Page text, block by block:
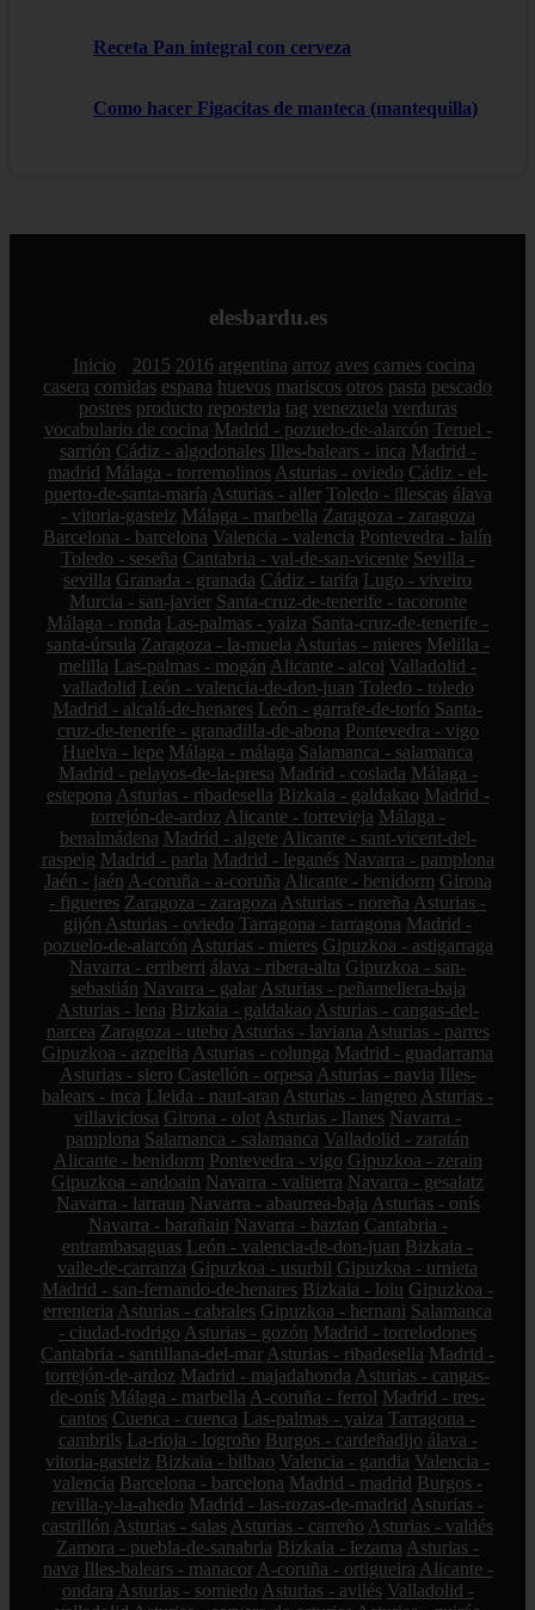
Receta Pan integral con cerveza
Como hacer Figacitas de manteca (mantequilla)
elesbardu.es
Inicio 2015 2016 argentina arroz aves carnes cocina
casera comidas espana huevos mariscos otros pasta pescado
postres producto reposteria tag venezuela verduras
vocabulario de cocina Madrid - pozuelo-de-alarcón Teruel -
sarrión Cádiz - algodonales Illes-balears - inca Madrid -
madrid Málaga - torremolinos Asturias - oviedo Cádiz - el-
puerto-de-santa-maría Asturias - aller Toledo - illescas álava
- vitoria-gasteiz Málaga - marbella Zaragoza - zaragoza
Barcelona - barcelona Valencia - valencia Pontevedra - lalín
Toledo - seseña Cantabria - val-de-san-vicente Sevilla -
sevilla Granada - granada Cádiz - tarifa Lugo - viveiro
Murcia - san-javier Santa-cruz-de-tenerife - tacoronte
Málaga - ronda Las-palmas - yaiza Santa-cruz-de-tenerife -
santa-úrsula Zaragoza - la-muela Asturias - mieres Melilla -
melilla Las-palmas - mogán Alicante - alcoi Valladolid -
valladolid León - valencia-de-don-juan Toledo - toledo
Madrid - alcalá-de-henares León - garrafe-de-torío Santa-
cruz-de-tenerife - granadilla-de-abona Pontevedra - vigo
Huelva - lepe Málaga - málaga Salamanca - salamanca
Madrid - pelayos-de-la-presa Madrid - coslada Málaga -
estepona Asturias - ribadesella Bizkaia - galdakao Madrid -
torrejón-de-ardoz Alicante - torrevieja Málaga -
benalmádena Madrid - algete Alicante - sant-vicent-del-
raspeig Madrid - parla Madrid - leganés Navarra - pamplona
Jaén - jaén A-coruña - a-coruña Alicante - benidorm Girona
- figueres Zaragoza - zaragoza Asturias - noreña Asturias -
gijón Asturias - oviedo Tarragona - tarragona Madrid -
pozuelo-de-alarcón Asturias - mieres Gipuzkoa - astigarraga
Navarra - erriberri álava - ribera-alta Gipuzkoa - san-
sebastián Navarra - galar Asturias - peñamellera-baja
Asturias - lena Bizkaia - galdakao Asturias - cangas-del-
narcea Zaragoza - utebo Asturias - laviana Asturias - parres
Gipuzkoa - azpeitia Asturias - colunga Madrid - guadarrama
Asturias - siero Castellón - orpesa Asturias - navia Illes-
balears - inca Lleida - naut-aran Asturias - langreo Asturias -
villaviciosa Girona - olot Asturias - llanes Navarra -
pamplona Salamanca - salamanca Valladolid - zaratán
Alicante - benidorm Pontevedra - vigo Gipuzkoa - zerain
Gipuzkoa - andoain Navarra - valtierra Navarra - gesalatz
Navarra - larraun Navarra - abaurrea-baja Asturias - onís
Navarra - barañain Navarra - baztan Cantabria -
entrambasaguas León - valencia-de-don-juan Bizkaia -
valle-de-carranza Gipuzkoa - usurbil Gipuzkoa - urnieta
Madrid - san-fernando-de-henares Bizkaia - loiu Gipuzkoa -
errenteria Asturias - cabrales Gipuzkoa - hernani Salamanca
- ciudad-rodrigo Asturias - gozón Madrid - torrelodones
Cantabria - santillana-del-mar Asturias - ribadesella Madrid -
torrejón-de-ardoz Madrid - majadahonda Asturias - cangas-
de-onís Málaga - marbella A-coruña - ferrol Madrid - tres-
cantos Cuenca - cuenca Las-palmas - yaiza Tarragona -
cambrils La-rioja - logroño Burgos - cardeñadijo álava -
vitoria-gasteiz Bizkaia - bilbao Valencia - gandia Valencia -
valencia Barcelona - barcelona Madrid - madrid Burgos -
revilla-y-la-ahedo Madrid - las-rozas-de-madrid Asturias -
castrillón Asturias - salas Asturias - carreño Asturias - valdés
Zamora - puebla-de-sanabria Bizkaia - lezama Asturias -
nava Illes-balears - manacor A-coruña - ortigueira Alicante -
ondara Asturias - somiedo Asturias - avilés Valladolid -